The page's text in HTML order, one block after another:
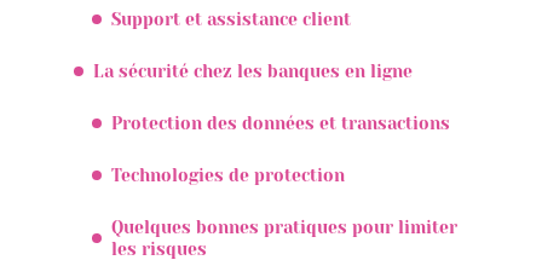
Support et assistance client
La sécurité chez les banques en ligne
Protection des données et transactions
Technologies de protection
Quelques bonnes pratiques pour limiter
les risques